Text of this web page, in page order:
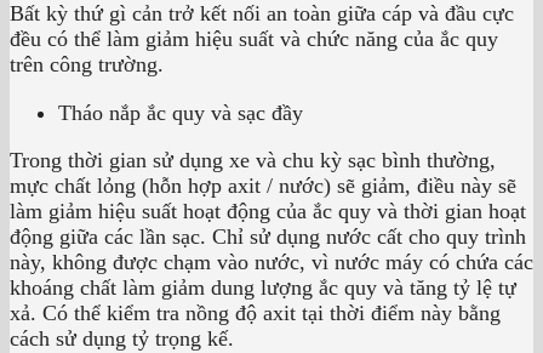
Bất kỳ thứ gì cản trở kết nối an toàn giữa cáp và đầu cực
đều có thể làm giảm hiệu suất và chức năng của ắc quy
trên công trường.
Tháo nắp ắc quy và sạc đầy
Trong thời gian sử dụng xe và chu kỳ sạc bình thường,
mực chất lỏng (hỗn hợp axit / nước) sẽ giảm, điều này sẽ
làm giảm hiệu suất hoạt động của ắc quy và thời gian hoạt
động giữa các lần sạc. Chỉ sử dụng nước cất cho quy trình
này, không được chạm vào nước, vì nước máy có chứa các
khoáng chất làm giảm dung lượng ắc quy và tăng tỷ lệ tự
xả. Có thể kiểm tra nồng độ axit tại thời điểm này bằng
cách sử dụng tỷ trọng kế.